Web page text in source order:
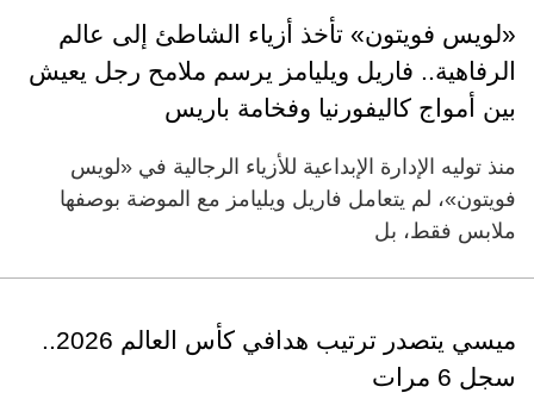
«لويس فويتون» تأخذ أزياء الشاطئ إلى عالم
الرفاهية.. فاريل ويليامز يرسم ملامح رجل يعيش
بين أمواج كاليفورنيا وفخامة باريس
منذ توليه الإدارة الإبداعية للأزياء الرجالية في «لويس
فويتون»، لم يتعامل فاريل ويليامز مع الموضة بوصفها
ملابس فقط، بل
ميسي يتصدر ترتيب هدافي كأس العالم 2026..
سجل 6 مرات